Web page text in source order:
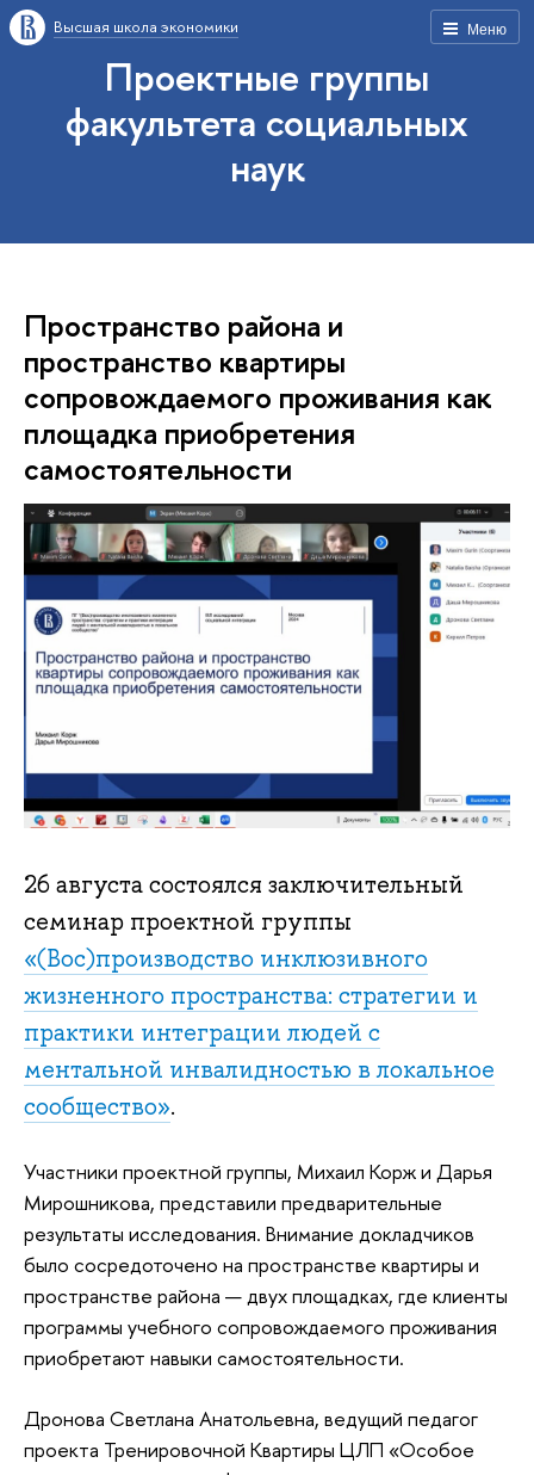
Меню
Высшая школа экономики
Проектные группы
факультета социальных
наук
Пространство района и
пространство квартиры
сопровождаемого проживания как
площадка приобретения
самостоятельности
26 августа состоялся заключительный
семинар проектной группы
«(Вос)производство инклюзивного
жизненного пространства: стратегии и
практики интеграции людей с
ментальной инвалидностью в локальное
сообщество».
Участники проектной группы, Михаил Корж и Дарья
Мирошникова, представили предварительные
результаты исследования. Внимание докладчиков
было сосредоточено на пространстве квартиры и
пространстве района — двух площадках, где клиенты
программы учебного сопровождаемого проживания
приобретают навыки самостоятельности.
Дронова Светлана Анатольевна, ведущий педагог
проекта Тренировочной Квартиры ЦЛП «Особое